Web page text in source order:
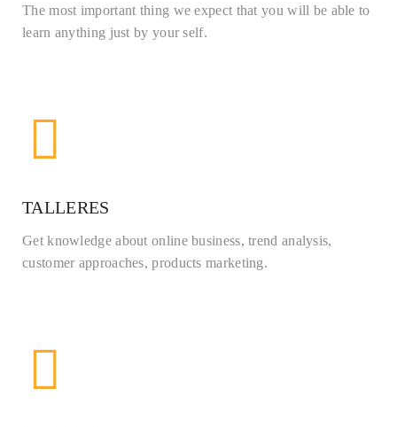
The most important thing we expect that you will be able to
learn anything just by your self.
TALLERES
Get knowledge about online business, trend analysis,
customer approaches, products marketing.